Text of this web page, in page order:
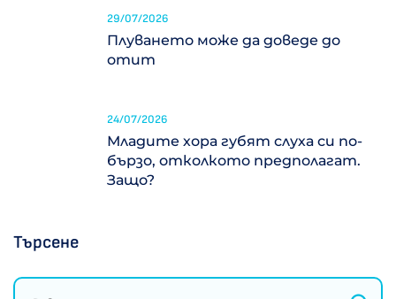
29/07/2026
Плуването може да доведе до
отит
24/07/2026
Младите хора губят слуха си по-
бързо, отколкото предполагат.
Защо?
Търсене